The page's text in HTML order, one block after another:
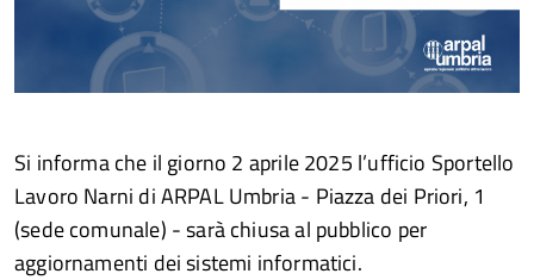
Si informa che il giorno 2 aprile 2025 l’ufficio Sportello
Lavoro Narni di ARPAL Umbria - Piazza dei Priori, 1
(sede comunale) - sarà chiusa al pubblico per
aggiornamenti dei sistemi informatici.